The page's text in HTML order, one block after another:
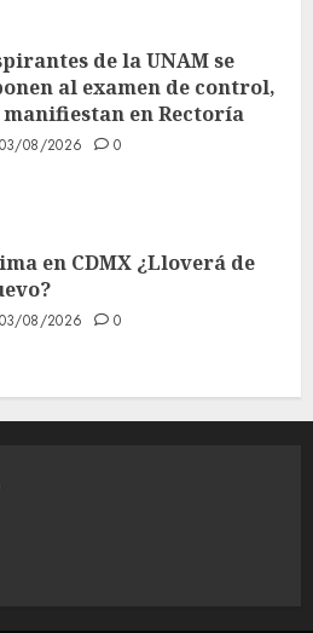
de la UNAM se
al examen de control,
manifiestan en Rectoría
03/08/2026 0
en CDMX ¿Lloverá de
03/08/2026 0